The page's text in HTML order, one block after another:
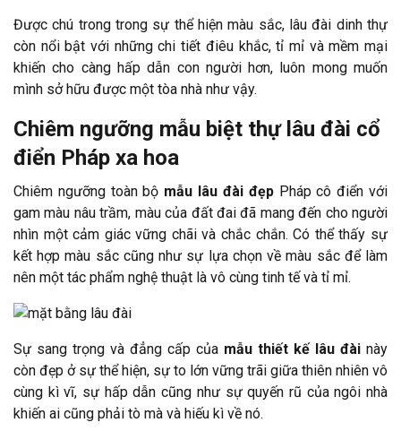
Được chú trong trong sự thể hiện màu sắc, lâu đài dinh thự
còn nổi bật với những chi tiết điêu khắc, tỉ mỉ và mềm mại
khiến cho càng hấp dẫn con người hơn, luôn mong muốn
mình sở hữu được một tòa nhà như vậy.
Chiêm ngưỡng mẫu biệt thự lâu đài cổ
điển Pháp xa hoa
Chiêm ngưỡng toàn bộ mẫu lâu đài đẹpPháp cô điển với
gam màu nâu trầm, màu của đất đai đã mang đến cho người
nhìn một cảm giác vững chãi và chắc chắn. Có thể thấy sự
kết hợp màu sắc cũng như sự lựa chọn về màu sắc để làm
nên một tác phẩm nghệ thuật là vô cùng tinh tế và tỉ mỉ.
Sự sang trọng và đẳng cấp của mẫu thiết kế lâu đài này
còn đẹp ở sự thể hiện, sự to lớn vững trãi giữa thiên nhiên vô
cùng kì vĩ, sự hấp dẫn cũng như sự quyến rũ của ngôi nhà
khiến ai cũng phải tò mà và hiếu kì về nó.